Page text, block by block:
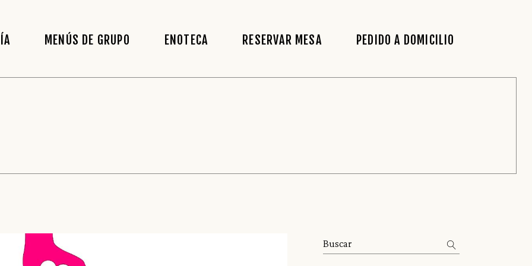
MENÚS DE GRUPO ENOTECA RESERVAR MESA PEDIDO A DOMICILIO
Search